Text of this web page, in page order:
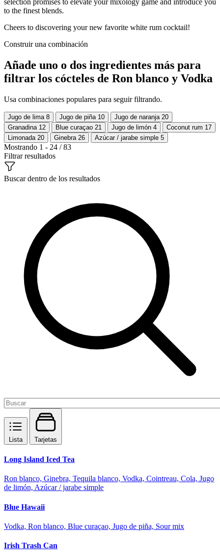
selection promises to elevate your mixology game and introduce you
to the finest blends.
Cheers to discovering your new favorite white rum cocktail!
Construir una combinación
Añade uno o dos ingredientes más para
filtrar los cócteles de Ron blanco y Vodka
Usa combinaciones populares para seguir filtrando.
Jugo de lima 8 Jugo de piña 10 Jugo de naranja 20
Granadina 12 Blue curaçao 21 Jugo de limón 4 Coconut rum 17
Limonada 20 Ginebra 26 Azúcar / jarabe simple 5
Mostrando 1 - 24 / 83
Filtrar resultados
Buscar dentro de los resultados
Lista Tarjetas
Long Island Iced Tea
Ron blanco, Ginebra, Tequila blanco, Vodka, Cointreau, Cola, Jugo
de limón, Azúcar / jarabe simple
Blue Hawaii
Vodka, Ron blanco, Blue curaçao, Jugo de piña, Sour mix
Irish Trash Can